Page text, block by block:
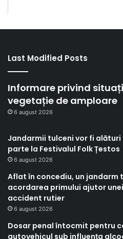
Last Modified Posts
Informare privind
vegetație de amploare
6 august 2026
Jandarmii tulceni vor fi
parte la Festivalul Folk Țestos
6 august 2026
Aflat în concediu, un
acordarea primului ajutor
accident rutier
6 august 2026
Dosar penal întocmit pentru
autovehicul sub influența